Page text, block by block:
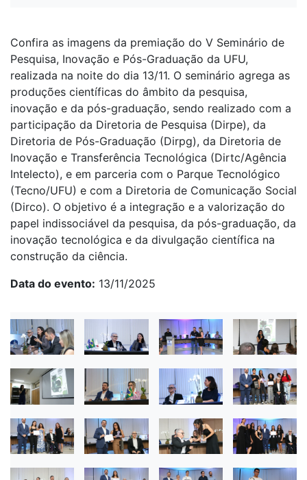
Confira as imagens da premiação do V Seminário de
Pesquisa, Inovação e Pós-Graduação da UFU,
realizada na noite do dia 13/11. O seminário agrega as
produções científicas do âmbito da pesquisa,
inovação e da pós-graduação, sendo realizado com a
participação da Diretoria de Pesquisa (Dirpe), da
Diretoria de Pós-Graduação (Dirpg), da Diretoria de
Inovação e Transferência Tecnológica (Dirtc/Agência
Intelecto), e em parceria com o Parque Tecnológico
(Tecno/UFU) e com a Diretoria de Comunicação Social
(Dirco). O objetivo é a integração e a valorização do
papel indissociável da pesquisa, da pós-graduação, da
inovação tecnológica e da divulgação científica na
construção da ciência.
Data do evento 13/11/2025